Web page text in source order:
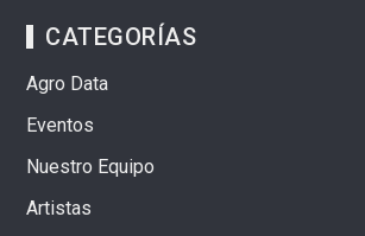
CATEGORÍAS
Agro Data
Eventos
Nuestro Equipo
Artistas